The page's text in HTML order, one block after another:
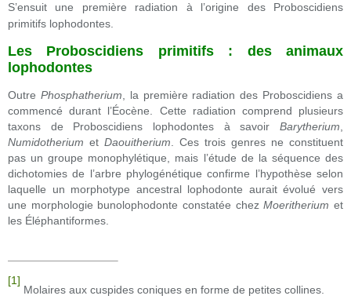
S’ensuit une première radiation à l’origine des Proboscidiens
primitifs lophodontes.
Les Proboscidiens primitifs : des animaux
lophodontes
Outre Phosphatherium, la première radiation des Proboscidiens a
commencé durant l’Éocène. Cette radiation comprend plusieurs
taxons de Proboscidiens lophodontes à savoir Barytherium,
Numidotherium et Daouitherium. Ces trois genres ne constituent
pas un groupe monophylétique, mais l’étude de la séquence des
dichotomies de l’arbre phylogénétique confirme l’hypothèse selon
laquelle un morphotype ancestral lophodonte aurait évolué vers
une morphologie bunolophodonte constatée chezMoeritherium et
les Éléphantiformes.
[1]
Molaires aux cuspides coniques en forme de petites collines.